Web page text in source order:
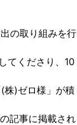
の取り組みを行
てくださり、10
株)ゼロ様」が積
記事に掲載され